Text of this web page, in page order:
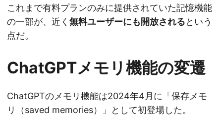
これまで有料プランのみに提供されていた記憶機能
の一部が、近く 無料ユーザーにも開放されるという
点だ。
ChatGPTメモリ機能の変遷
ChatGPTのメモリ機能は2024年4月に「保存メモ
リ（saved memories）」として初登場した。